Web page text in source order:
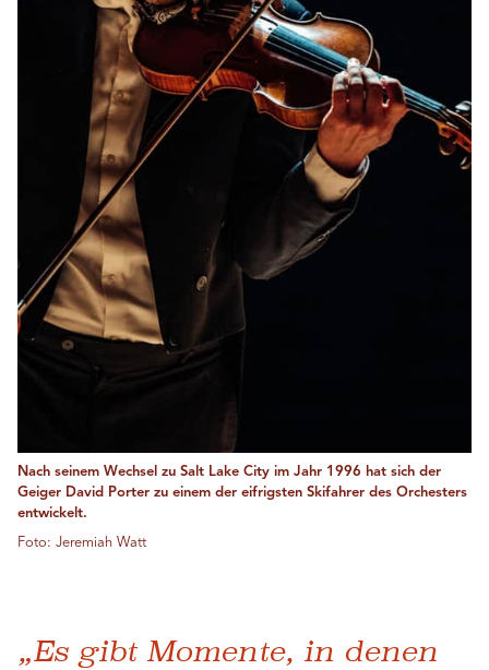
Nach seinem Wechsel zu Salt Lake City im Jahr 1996 hat sich der
Geiger David Porter zu einem der eifrigsten Skifahrer des Orchesters
entwickelt.
Foto: Jeremiah Watt
„Es gibt Momente, in denen